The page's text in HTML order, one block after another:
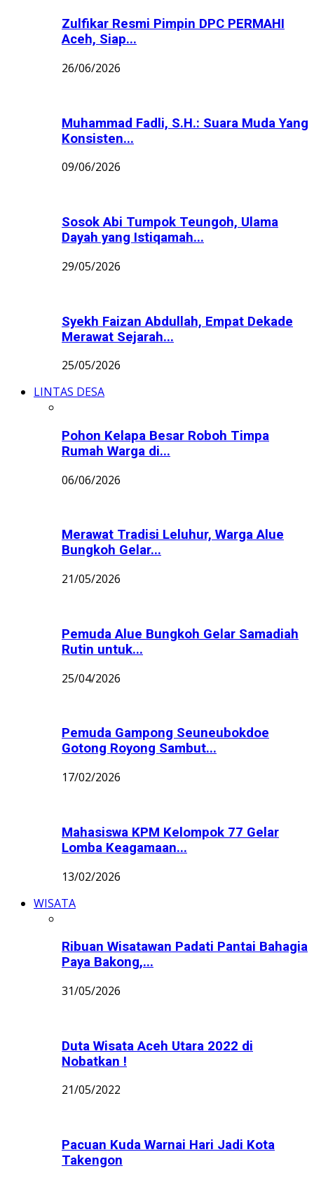
Zulfikar Resmi Pimpin DPC PERMAHI
Aceh, Siap...
26/06/2026
Muhammad Fadli, S.H.: Suara Muda Yang
Konsisten...
09/06/2026
Sosok Abi Tumpok Teungoh, Ulama
Dayah yang Istiqamah...
29/05/2026
Syekh Faizan Abdullah, Empat Dekade
Merawat Sejarah...
25/05/2026
LINTAS DESA
Pohon Kelapa Besar Roboh Timpa
Rumah Warga di...
06/06/2026
Merawat Tradisi Leluhur, Warga Alue
Bungkoh Gelar...
21/05/2026
Pemuda Alue Bungkoh Gelar Samadiah
Rutin untuk...
25/04/2026
Pemuda Gampong Seuneubokdoe
Gotong Royong Sambut...
17/02/2026
Mahasiswa KPM Kelompok 77 Gelar
Lomba Keagamaan...
13/02/2026
WISATA
Ribuan Wisatawan Padati Pantai Bahagia
Paya Bakong,...
31/05/2026
Duta Wisata Aceh Utara 2022 di
Nobatkan !
21/05/2022
Pacuan Kuda Warnai Hari Jadi Kota
Takengon